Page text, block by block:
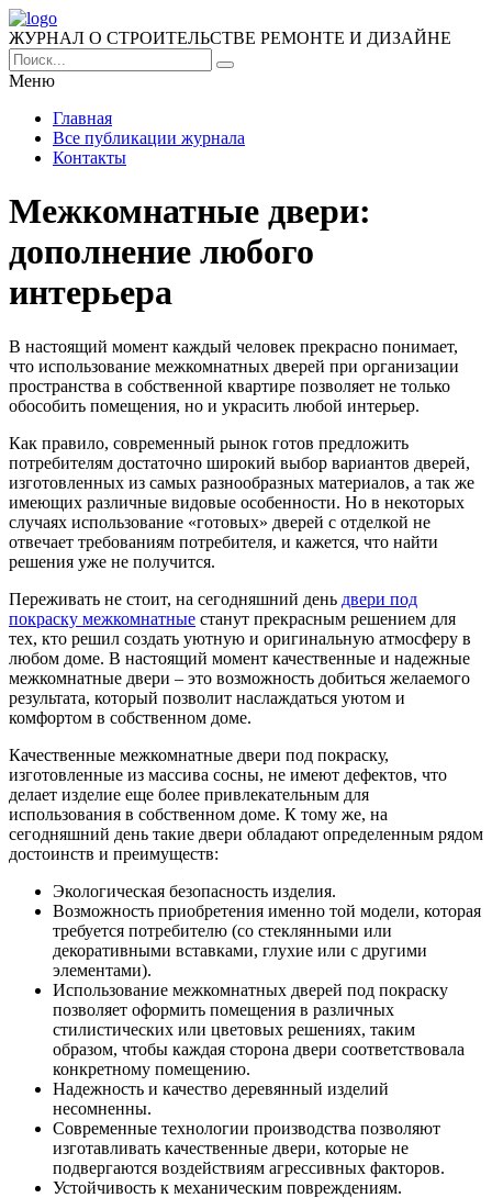
ЖУРНАЛ О СТРОИТЕЛЬСТВЕ РЕМОНТЕ И ДИЗАЙНЕ
Меню
Главная
Все публикации журнала
Контакты
Межкомнатные двери:
дополнение любого
интерьера
В настоящий момент каждый человек прекрасно понимает,
что использование межкомнатных дверей при организации
пространства в собственной квартире позволяет не только
обособить помещения, но и украсить любой интерьер.
Как правило, современный рынок готов предложить
потребителям достаточно широкий выбор вариантов дверей,
изготовленных из самых разнообразных материалов, а так же
имеющих различные видовые особенности. Но в некоторых
случаях использование «готовых» дверей с отделкой не
отвечает требованиям потребителя, и кажется, что найти
решения уже не получится.
Переживать не стоит, на сегодняшний день двери под
покраску межкомнатные станут прекрасным решением для
тех, кто решил создать уютную и оригинальную атмосферу в
любом доме. В настоящий момент качественные и надежные
межкомнатные двери – это возможность добиться желаемого
результата, который позволит наслаждаться уютом и
комфортом в собственном доме.
Качественные межкомнатные двери под покраску,
изготовленные из массива сосны, не имеют дефектов, что
делает изделие еще более привлекательным для
использования в собственном доме. К тому же, на
сегодняшний день такие двери обладают определенным рядом
достоинств и преимуществ:
Экологическая безопасность изделия.
Возможность приобретения именно той модели, которая
требуется потребителю (со стеклянными или
декоративными вставками, глухие или с другими
элементами).
Использование межкомнатных дверей под покраску
позволяет оформить помещения в различных
стилистических или цветовых решениях, таким
образом, чтобы каждая сторона двери соответствовала
конкретному помещению.
Надежность и качество деревянный изделий
несомненны.
Современные технологии производства позволяют
изготавливать качественные двери, которые не
подвергаются воздействиям агрессивных факторов.
Устойчивость к механическим повреждениям.